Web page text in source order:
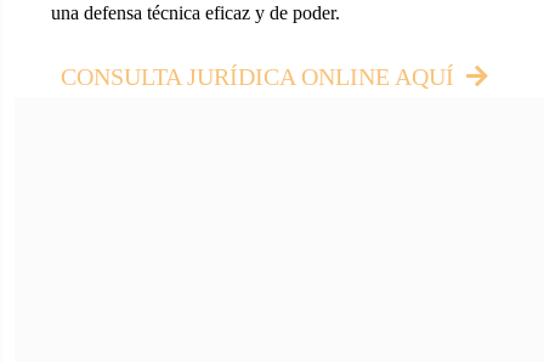
una defensa técnica eficaz y de poder.
CONSULTA JURÍDICA ONLINE AQUÍ